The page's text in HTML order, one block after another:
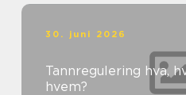
30. juni 2026
Tannregulering hva, hvordan og for
hvem?